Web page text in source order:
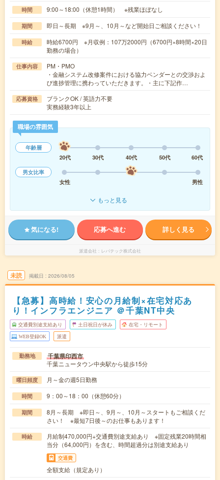
時間 9:00～18:00（休憩1時間） ※残業ほぼなし
期間 即日～長期 ※9月～、10月～など開始日ご相談ください！
時給
時給6700円 ※月収例：107万2000円（6700円×8時間×20日
勤務の場合）
仕事内容
PM・PMO
・金融システム改修案件における協力ベンダーとの交渉およ
び進捗管理に携わっていただきます。・主に下記作…
応募資格
ブランクOK / 英語力不要
実務経験3年以上
職場の雰囲気
年齢層
20代
30代 40代 50代
60代
男女比率
女性
男性
もっと見る
気になる! 応募へ進む 詳しく見る
派遣会社 レバテック株式会社
未読 掲載日 2026/08/05
【急募】高時給！安心の月給制×在宅対応あ
り！インフラエンジニア ＠千葉NT中央
交通費別途支給あり 土日祝日が休み 在宅・リモート
WEB登録OK 派遣
勤務地 千葉県印西市
千葉ニュータウン中央駅から徒歩15分
曜日頻度 月～金の週5日勤務
時間 9：00～18：00（休憩60分）
期間
8月～長期 ※即日～、9月～、10月～スタートもご相談くだ
さい！ ※最短7日後～のお仕事もあります！
時給
月給制470,000円+交通費別途支給あり ※固定残業20時間相
当分（64,000円）を含む、時間超過分は別途支給あり
交通費
全額支給（規定あり）